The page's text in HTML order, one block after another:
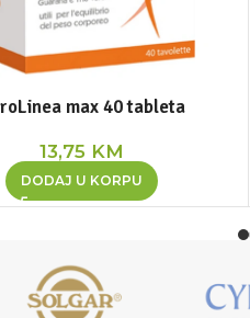
max 40 tableta
13,75 KM
DODAJ U KORPU